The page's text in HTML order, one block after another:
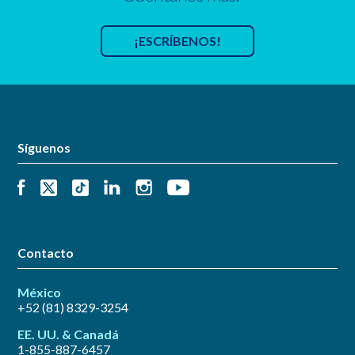
¡ESCRÍBENOS!
Síguenos
Contacto
México
+52 (81) 8329-3254
EE. UU. & Canadá
1-855-887-6457